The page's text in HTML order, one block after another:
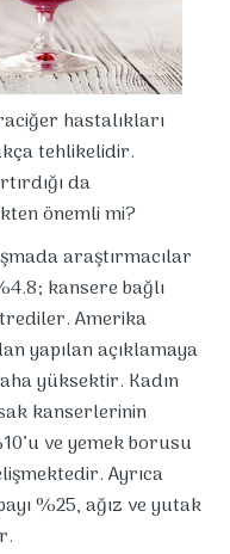
hastalıkları
tehlikelidir.
da
önemli mi?
araştırmacılar
kansere bağlı
Amerika
yapılan açıklamaya
yüksektir. Kadın
kanserlerinin
ve yemek borusu
Ayrıca
%25, ağız ve yutak